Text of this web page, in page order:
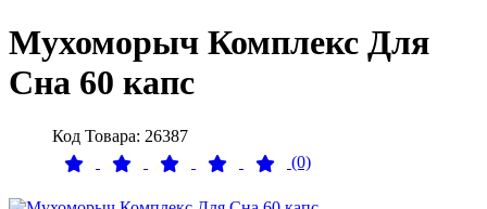
Мухоморыч Комплекс Для
Сна 60 капс
Код Товара: 26387
(0)